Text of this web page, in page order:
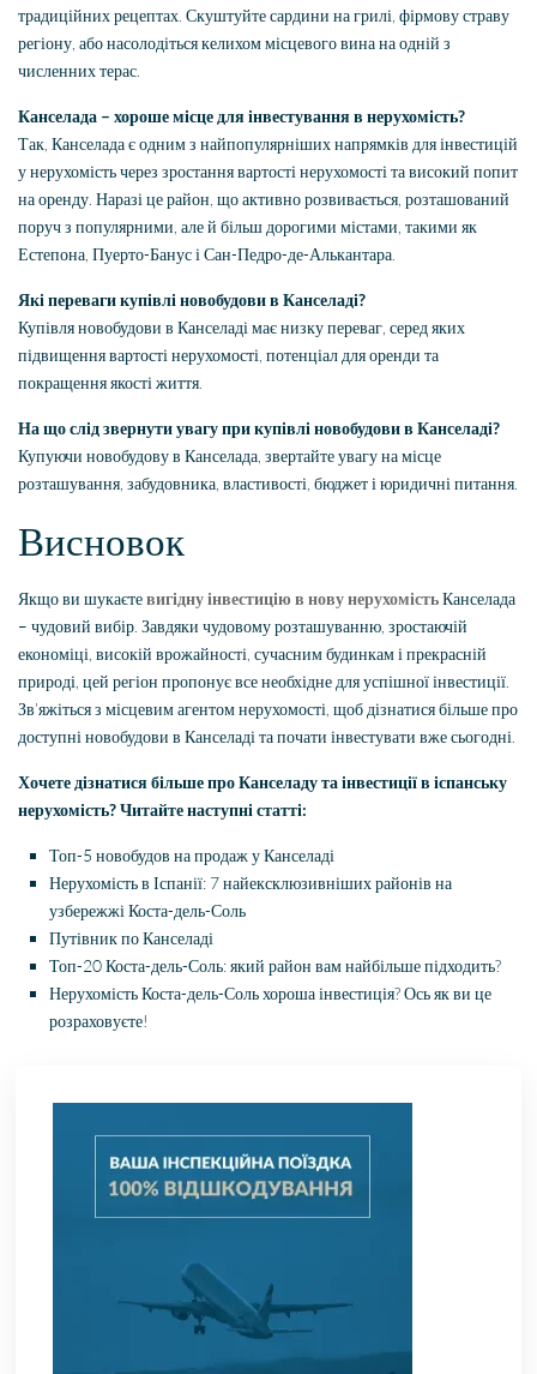
традиційних рецептах. Скуштуйте сардини на грилі, фірмову страву
регіону, або насолодіться келихом місцевого вина на одній з
численних терас.
Канселада – хороше місце для інвестування в нерухомість?
Так, Канселада є одним з найпопулярніших напрямків для інвестицій
у нерухомість через зростання вартості нерухомості та високий попит
на оренду. Наразі це район, що активно розвивається, розташований
поруч з популярними, але й більш дорогими містами, такими як
Естепона, Пуерто-Банус і Сан-Педро-де-Алькантара.
Які переваги купівлі новобудови в Канселаді?
Купівля новобудови в Канселаді має низку переваг, серед яких
підвищення вартості нерухомості, потенціал для оренди та
покращення якості життя.
На що слід звернути увагу при купівлі новобудови в Канселаді?
Купуючи новобудову в Канселада, звертайте увагу на місце
розташування, забудовника, властивості, бюджет і юридичні питання.
Висновок
Якщо ви шукаєтевигідну інвестицію в нову нерухомістьКанселада
– чудовий вибір. Завдяки чудовому розташуванню, зростаючій
економіці, високій врожайності, сучасним будинкам і прекрасній
природі, цей регіон пропонує все необхідне для успішної інвестиції.
Зв’яжіться з місцевим агентом нерухомості, щоб дізнатися більше про
доступні новобудови в Канселаді та почати інвестувати вже сьогодні.
Хочете дізнатися більше про Канселаду та інвестиції в іспанську
нерухомість? Читайте наступні статті:
Топ-5 новобудов на продаж у Канселаді
Нерухомість в Іспанії: 7 найексклюзивніших районів на
узбережжі Коста-дель-Соль
Путівник по Канселаді
Топ-20 Коста-дель-Соль: який район вам найбільше підходить?
Нерухомість Коста-дель-Соль хороша інвестиція? Ось як ви це
розраховуєте!